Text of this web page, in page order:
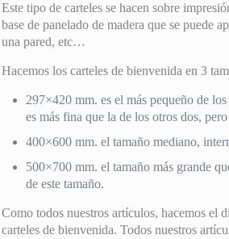
Este tipo de carteles se hacen sobre
base de panelado de madera que se puede
una pared, etc…
Hacemos los carteles de bienvenida en 3
297×420 mm. es el más pequeño de
es más fina que la de los otros dos,
400×600 mm. el tamaño mediano,
500×700 mm. el tamaño más grande
de este tamaño.
Como todos nuestros artículos, hacemos el
carteles de bienvenida. Todos nuestros